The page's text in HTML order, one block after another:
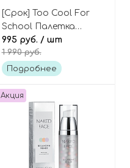
[Срок] Too Cool For
School Палетка
хайлайтеров 3в1,
оттенок 01 Glam,
Artclass By Rodin
995 руб. / шт
1 990 руб.
Подробнее
Акция